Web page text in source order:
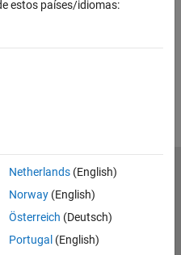
estos países/idiomas:
Netherlands(English)
Norway(English)
Österreich (Deutsch)
Portugal (English)
Estado de las aplicaciones